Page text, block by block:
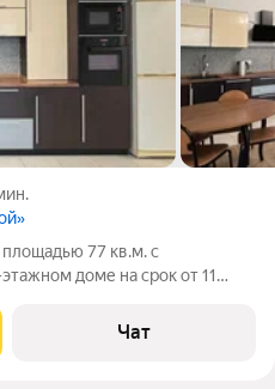
площадью 77 кв.м. с
доме на срок от 11
окна
Чат